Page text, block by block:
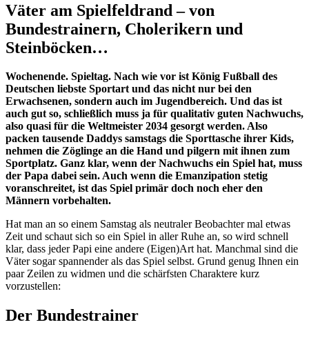
Väter am Spielfeldrand – von
Bundestrainern, Cholerikern und
Steinböcken…
Wochenende. Spieltag. Nach wie vor ist König Fußball des
Deutschen liebste Sportart und das nicht nur bei den
Erwachsenen, sondern auch im Jugendbereich. Und das ist
auch gut so, schließlich muss ja für qualitativ guten Nachwuchs,
also quasi für die Weltmeister 2034 gesorgt werden. Also
packen tausende Daddys samstags die Sporttasche ihrer Kids,
nehmen die Zöglinge an die Hand und pilgern mit ihnen zum
Sportplatz. Ganz klar, wenn der Nachwuchs ein Spiel hat, muss
der Papa dabei sein. Auch wenn die Emanzipation stetig
voranschreitet, ist das Spiel primär doch noch eher den
Männern vorbehalten.
Hat man an so einem Samstag als neutraler Beobachter mal etwas
Zeit und schaut sich so ein Spiel in aller Ruhe an, so wird schnell
klar, dass jeder Papi eine andere (Eigen)Art hat. Manchmal sind die
Väter sogar spannender als das Spiel selbst. Grund genug Ihnen ein
paar Zeilen zu widmen und die schärfsten Charaktere kurz
vorzustellen:
Der Bundestrainer